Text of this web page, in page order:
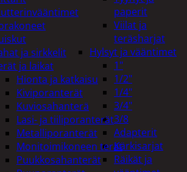
paperit
Viilat ja
teräsharjat
Hylsyt ja vääntimet
1"
1/2"
1/4"
3/4"
3/8
Adapterit
Kärkisarjat
Räikät ja
ja sirkkelit
ja laikat
Hionta ja katkaisu
Kiviporanterät
Kuviosahanterä
Lasi- ja tiiliporanterät
Metalliporanterät
Monitoimikoneen terät
Puukkosahanterät